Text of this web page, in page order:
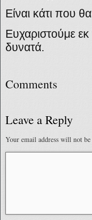
Είναι κάτι που
Ευχαριστούμε
δυνατά.
Comments
Leave a Reply
Your email address will not